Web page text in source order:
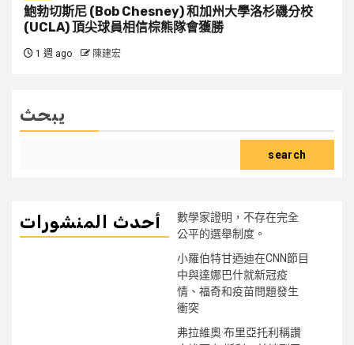
鮑勃切斯尼 (Bob Chesney) 和加州大學洛杉磯分校
(UCLA) 頂尖球員相信棕熊隊會獲勝
1 週 ago 陳建宏
يبحث
search
أحدث المنشورات
數學家證明，不存在完全
公平的選舉制度。
小羅伯特甘迺迪在CNN節目
中與達娜巴什就新冠疫
情、福奇和疫苗問題發生
衝突
弗拉維奧·布里亞托利稱讚